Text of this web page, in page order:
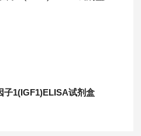
子1(IGF1)ELISA试剂盒